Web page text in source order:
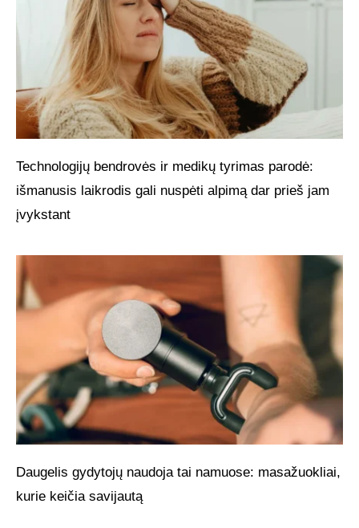
Technologijų bendrovės ir medikų tyrimas parodė:
išmanusis laikrodis gali nuspėti alpimą dar prieš jam
įvykstant
Daugelis gydytojų naudoja tai namuose: masažuokliai,
kurie keičia savijautą